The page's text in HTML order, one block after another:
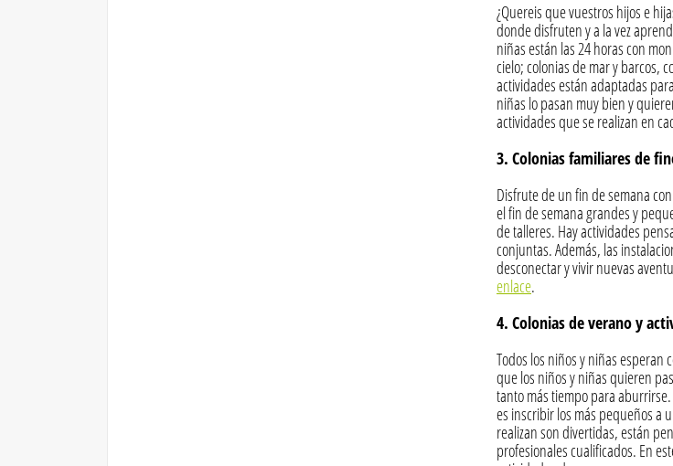
¿Quereis que vuestros hijos e
donde disfruten y a la vez
niñas están las 24 horas con
cielo; colonias de mar y barcos,
actividades están adaptadas
niñas lo pasan muy bien y
actividades que se realizan en
3. Colonias familiares de
Disfrute de un fin de semana
el fin de semana grandes y
de talleres. Hay actividades
conjuntas. Además, las
desconectar y vivir nuevas
enlace.
4. Colonias de verano y
Todos los niños y niñas esperan
que los niños y niñas quieren
tanto más tiempo para
es inscribir los más pequeños a
realizan son divertidas, están
profesionales cualificados. En